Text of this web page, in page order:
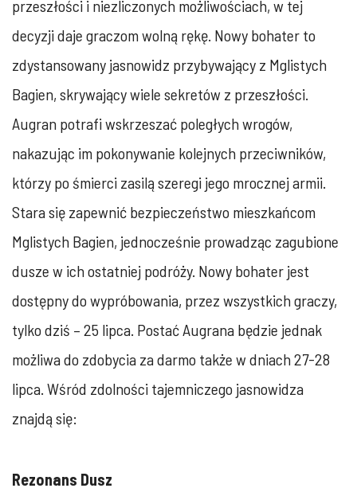
przeszłości i niezliczonych możliwościach, w tej
decyzji daje graczom wolną rękę. Nowy bohater to
zdystansowany jasnowidz przybywający z Mglistych
Bagien, skrywający wiele sekretów z przeszłości.
Augran potrafi wskrzeszać poległych wrogów,
nakazując im pokonywanie kolejnych przeciwników,
którzy po śmierci zasilą szeregi jego mrocznej armii.
Stara się zapewnić bezpieczeństwo mieszkańcom
Mglistych Bagien, jednocześnie prowadząc zagubione
dusze w ich ostatniej podróży. Nowy bohater jest
dostępny do wypróbowania, przez wszystkich graczy,
tylko dziś – 25 lipca. Postać Augrana będzie jednak
możliwa do zdobycia za darmo także w dniach 27-28
lipca. Wśród zdolności tajemniczego jasnowidza
znajdą się:
Rezonans Dusz